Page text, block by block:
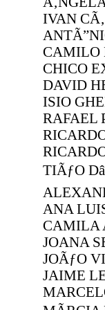
IVAN
CAMILO
CHICO
DAVID
ISIO
RAFAEL
TIÃƒO
ANA
CAMILA
JOANA
JOÃƒO
JAIME